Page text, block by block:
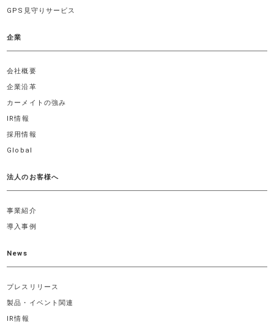
GPS見守りサービス
企業
会社概要
企業沿革
カーメイトの強み
IR情報
採用情報
Global
法人のお客様へ
事業紹介
導入事例
News
プレスリリース
製品・イベント関連
IR情報